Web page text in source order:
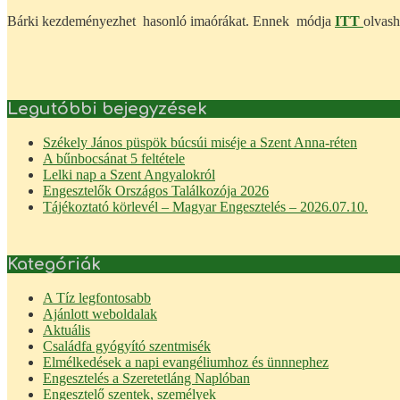
Bárki kezdeményezhet hasonló imaórákat. Ennek módja ITT
Legutóbbi bejegyzések
Székely János püspök búcsúi miséje a Szent Anna-réten
A bűnbocsánat 5 feltétele
Lelki nap a Szent Angyalokról
Engesztelők Országos Találkozója 2026
Tájékoztató körlevél – Magyar Engesztelés – 2026.07.10.
Kategóriák
A Tíz legfontosabb
Ajánlott weboldalak
Aktuális
Családfa gyógyító szentmisék
Elmélkedések a napi evangéliumhoz és ünnnephez
Engesztelés a Szeretetláng Naplóban
Engesztelő szentek, személyek